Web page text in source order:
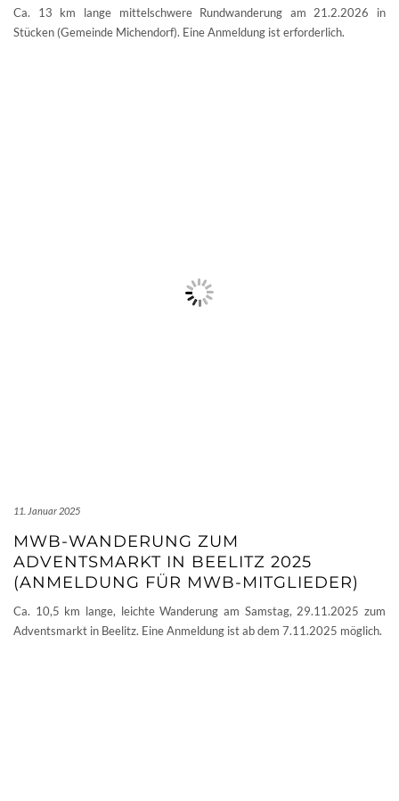
Ca. 13 km lange mittelschwere Rundwanderung am 21.2.2026 in
Stücken (Gemeinde Michendorf). Eine Anmeldung ist erforderlich.
11. Januar 2025
MWB-WANDERUNG ZUM
ADVENTSMARKT IN BEELITZ 2025
(ANMELDUNG FÜR MWB-MITGLIEDER)
Ca. 10,5 km lange, leichte Wanderung am Samstag, 29.11.2025 zum
Adventsmarkt in Beelitz. Eine Anmeldung ist ab dem 7.11.2025 möglich.